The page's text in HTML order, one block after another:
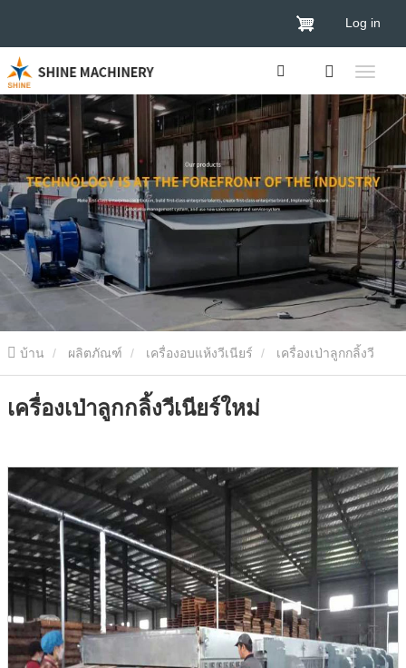
Log in
บ้าน ผลิตภัณฑ์ เครื่องอบแห้งวีเนียร์ เครื่องเป่าลูกกลิ้งวี
เนียร์ เครื่องเป่าลูกกลิ้งวีเนียร์ใหม่
เครื่องเป่าลูกกลิ้งวีเนียร์ใหม่